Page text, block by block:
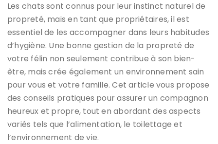
Les chats sont connus pour leur instinct naturel de
propreté, mais en tant que propriétaires, il est
essentiel de les accompagner dans leurs habitudes
d’hygiène. Une bonne gestion de la propreté de
votre félin non seulement contribue à son bien-
être, mais crée également un environnement sain
pour vous et votre famille. Cet article vous propose
des conseils pratiques pour assurer un compagnon
heureux et propre, tout en abordant des aspects
variés tels que l’alimentation, le toilettage et
l’environnement de vie.